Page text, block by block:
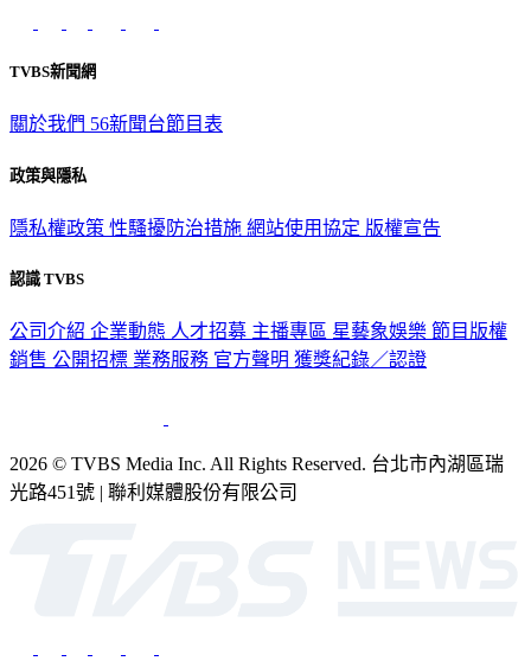
TVBS新聞網
關於我們 56新聞台節目表
政策與隱私
隱私權政策 性騷擾防治措施 網站使用協定 版權宣告
認識 TVBS
公司介紹 企業動態 人才招募 主播專區 星藝象娛樂 節目版權
銷售 公開招標 業務服務 官方聲明 獲獎紀錄／認證
2026 © TVBS Media Inc. All Rights Reserved. 台北市內湖區瑞
光路451號 | 聯利媒體股份有限公司